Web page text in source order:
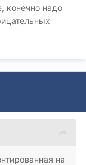
конечно надо
на